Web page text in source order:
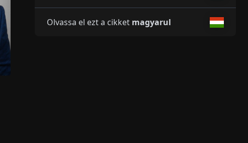
Olvassa el ezt a cikket magyarul